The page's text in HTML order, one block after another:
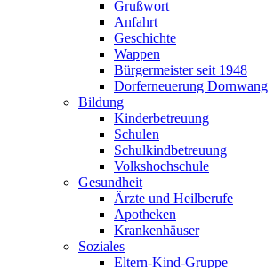
Grußwort
Anfahrt
Geschichte
Wappen
Bürgermeister seit 1948
Dorferneuerung Dornwang
Bildung
Kinderbetreuung
Schulen
Schulkindbetreuung
Volkshochschule
Gesundheit
Ärzte und Heilberufe
Apotheken
Krankenhäuser
Soziales
Eltern-Kind-Gruppe